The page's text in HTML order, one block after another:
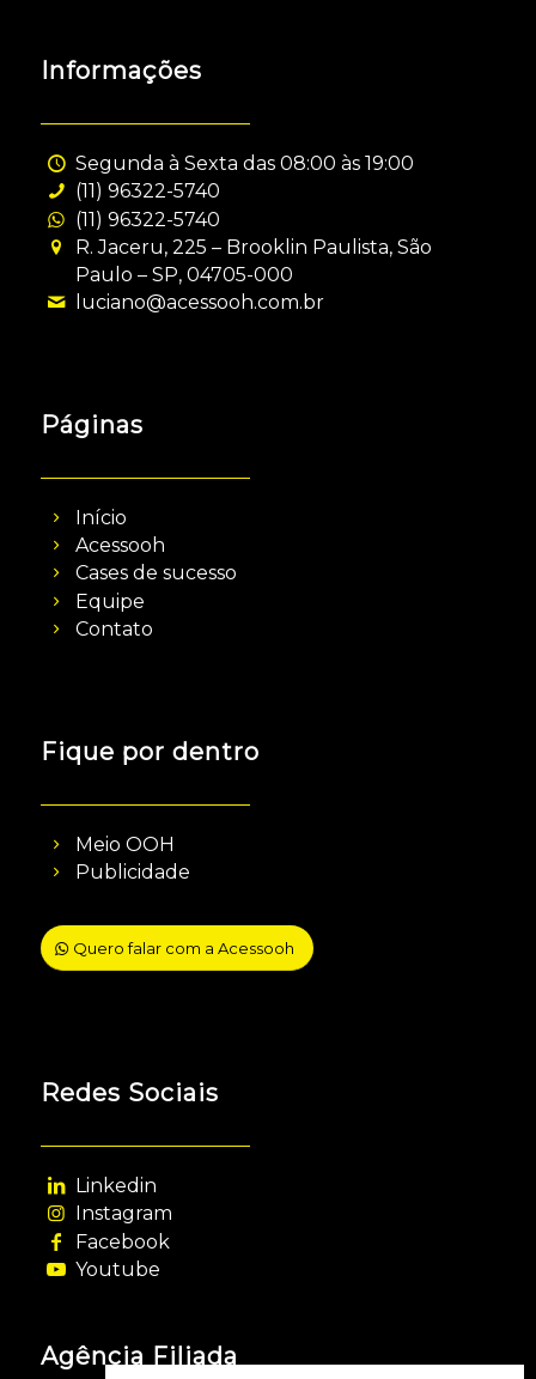
Informações
Segunda à Sexta das 08:00 às 19:00
(11) 96322-5740
(11) 96322-5740
R. Jaceru, 225 – Brooklin Paulista, São
Paulo – SP, 04705-000
luciano@acessooh.com.br
Páginas
Início
Acessooh
Cases de sucesso
Equipe
Contato
Fique por dentro
Meio OOH
Publicidade
Quero falar com a Acessooh
Redes Sociais
Linkedin
Instagram
Facebook
Youtube
Agência Filiada